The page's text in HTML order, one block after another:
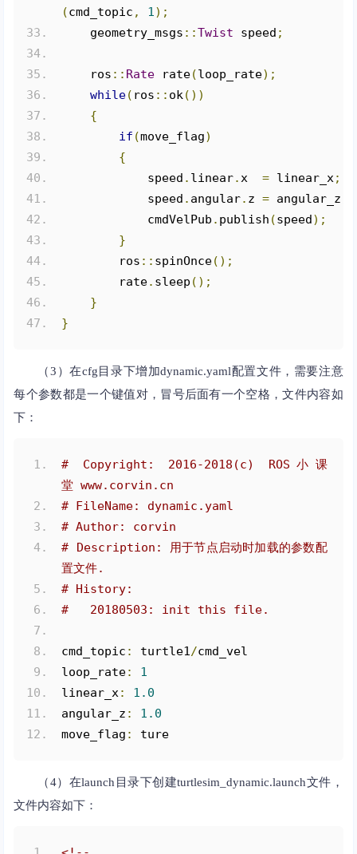
(cmd_topic , 1);
geometry_msgs ::Twist speed ;
ros :: Rate rate(loop_rate);
while( ros :: ok())
{
if (move_flag)
{
speed . linear.x = linear_x;
speed . angular. z = angular_z
cmdVelPub . publish (speed );
}
ros :: spinOnce();
rate. sleep ();
}
}
（3）在cfg目录下增加dynamic.yaml配置文件，需要注意
每个参数都是一个键值对，冒号后面有一个空格，文件内容如
下：
# Copyright: 2016-2018(c) ROS小课
堂 www.corvin.cn
# FileName: dynamic.yaml
# Author: corvin
# Description: 用于节点启动时加载的参数配
置文件.
# History:
#   20180503: init this file.
cmd_topic : turtle1/cmd_vel
loop_rate:
1
linear_x:
1.0
angular_z :
1.0
move_flag : ture
（4）在launch目录下创建turtlesim_dynamic.launch文件，
文件内容如下：